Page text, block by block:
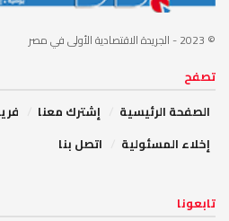
© 2023 - الجريدة الاقتصادية الأولى في مصر
تصفح
الصفحة الرئيسية
إشترك معنا
إخلاء المسئولية
اتصل بنا
تابعونا